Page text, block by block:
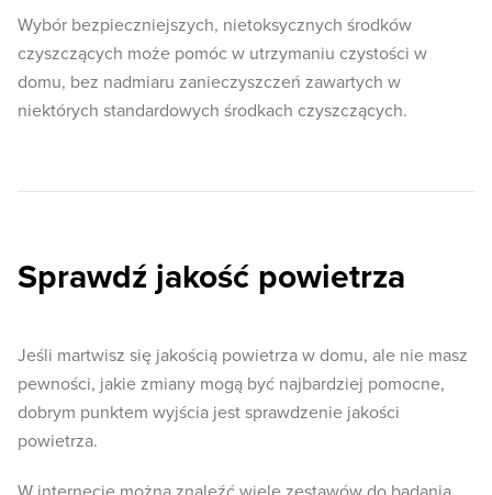
Wybór bezpieczniejszych, nietoksycznych środków
czyszczących może pomóc w utrzymaniu czystości w
domu, bez nadmiaru zanieczyszczeń zawartych w
niektórych standardowych środkach czyszczących.
Sprawdź jakość powietrza
Jeśli martwisz się jakością powietrza w domu, ale nie masz
pewności, jakie zmiany mogą być najbardziej pomocne,
dobrym punktem wyjścia jest sprawdzenie jakości
powietrza.